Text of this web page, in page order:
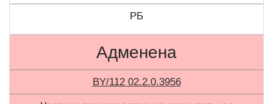
РБ
Адменена
BY/112 02.2.0.3956